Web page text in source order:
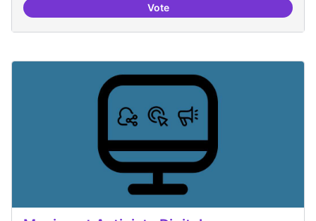
VoteTècniques de seguretat digital